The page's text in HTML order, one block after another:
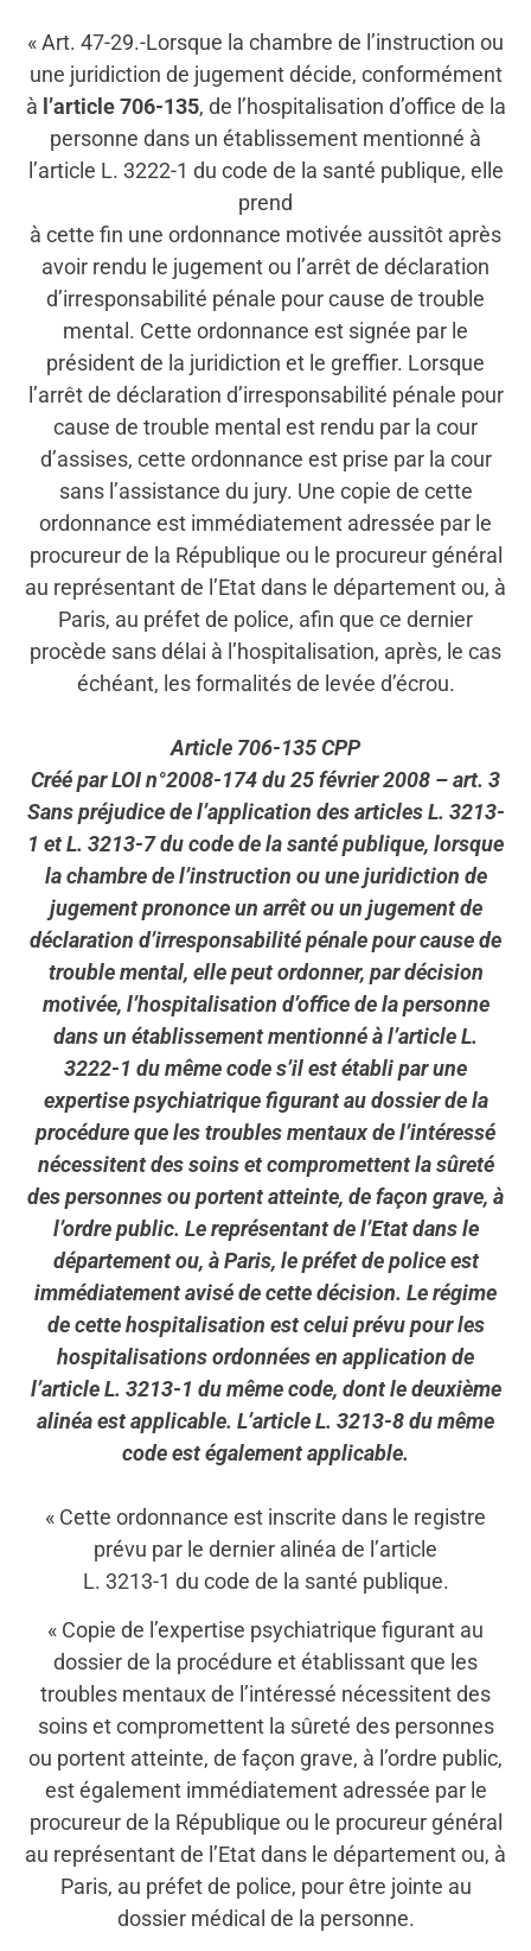
« Art. 47-29.-Lorsque la chambre de l’instruction ou
une juridiction de jugement décide, conformément
à l’article 706-135, de l’hospitalisation d’office de la
personne dans un établissement mentionné à
l’article L. 3222-1 du code de la santé publique, elle
prend
à cette fin une ordonnance motivée aussitôt après
avoir rendu le jugement ou l’arrêt de déclaration
d’irresponsabilité pénale pour cause de trouble
mental. Cette ordonnance est signée par le
président de la juridiction et le greffier. Lorsque
l’arrêt de déclaration d’irresponsabilité pénale pour
cause de trouble mental est rendu par la cour
d’assises, cette ordonnance est prise par la cour
sans l’assistance du jury. Une copie de cette
ordonnance est immédiatement adressée par le
procureur de la République ou le procureur général
au représentant de l’Etat dans le département ou, à
Paris, au préfet de police, afin que ce dernier
procède sans délai à l’hospitalisation, après, le cas
échéant, les formalités de levée d’écrou.
Article 706-135 CPP
Créé par LOI n°2008-174 du 25 février 2008 – art. 3
Sans préjudice de l’application des articles L. 3213-
1 et L. 3213-7 du code de la santé publique, lorsque
la chambre de l’instruction ou une juridiction de
jugement prononce un arrêt ou un jugement de
déclaration d’irresponsabilité pénale pour cause de
trouble mental, elle peut ordonner, par décision
motivée, l’hospitalisation d’office de la personne
dans un établissement mentionné à l’article L.
3222-1 du même code s’il est établi par une
expertise psychiatrique figurant au dossier de la
procédure que les troubles mentaux de l’intéressé
nécessitent des soins et compromettent la sûreté
des personnes ou portent atteinte, de façon grave, à
l’ordre public. Le représentant de l’Etat dans le
département ou, à Paris, le préfet de police est
immédiatement avisé de cette décision. Le régime
de cette hospitalisation est celui prévu pour les
hospitalisations ordonnées en application de
l’article L. 3213-1 du même code, dont le deuxième
alinéa est applicable. L’article L. 3213-8 du même
code est également applicable.
« Cette ordonnance est inscrite dans le registre
prévu par le dernier alinéa de l’article
L. 3213-1 du code de la santé publique.
« Copie de l’expertise psychiatrique figurant au
dossier de la procédure et établissant que les
troubles mentaux de l’intéressé nécessitent des
soins et compromettent la sûreté des personnes
ou portent atteinte, de façon grave, à l’ordre public,
est également immédiatement adressée par le
procureur de la République ou le procureur général
au représentant de l’Etat dans le département ou, à
Paris, au préfet de police, pour être jointe au
dossier médical de la personne.